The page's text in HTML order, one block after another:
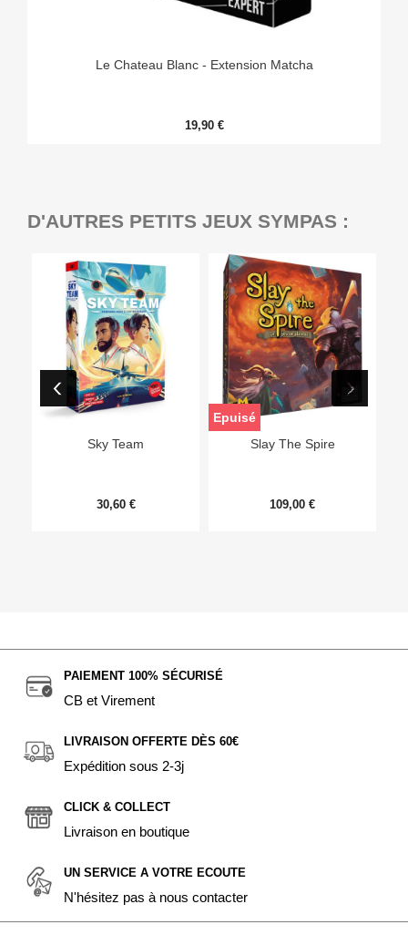
Le Chateau Blanc - Extension Matcha
19,90 €
D'AUTRES PETITS JEUX SYMPAS :
Sky Team
30,60 €
Slay The Spire
109,00 €
Epuisé
PAIEMENT 100% SÉCURISÉ
CB et Virement
LIVRAISON OFFERTE DÈS 60€
Expédition sous 2-3j
CLICK & COLLECT
Livraison en boutique
UN SERVICE A VOTRE ECOUTE
N'hésitez pas à nous contacter